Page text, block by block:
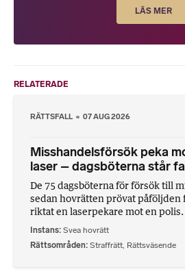
LÄS MER
RELATERADE
RÄTTSFALL 07 AUG 2026
Misshandelsförsök peka
laser – dagsböterna står
De 75 dagsböterna för försök till
sedan hovrätten prövat påföljden
riktat en laserpekare mot en polis.
Instans Svea hovrätt
Rättsområden Straffrätt, Rättsväsende